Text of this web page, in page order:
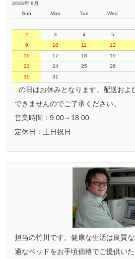
2026年 8月
Sun
Mon Tue Wed
2
3 4 5
9
10 11 12
16
17 18 19
23
24 25 26
30
31
■の日はお休みとなります。配送およ
できませんのでご了承ください。
営業時間：9:00～18:00
定休日：土日祝日
担当の竹川です。健康な生活は良質
適なベッドをお手頃価格でご提供いた